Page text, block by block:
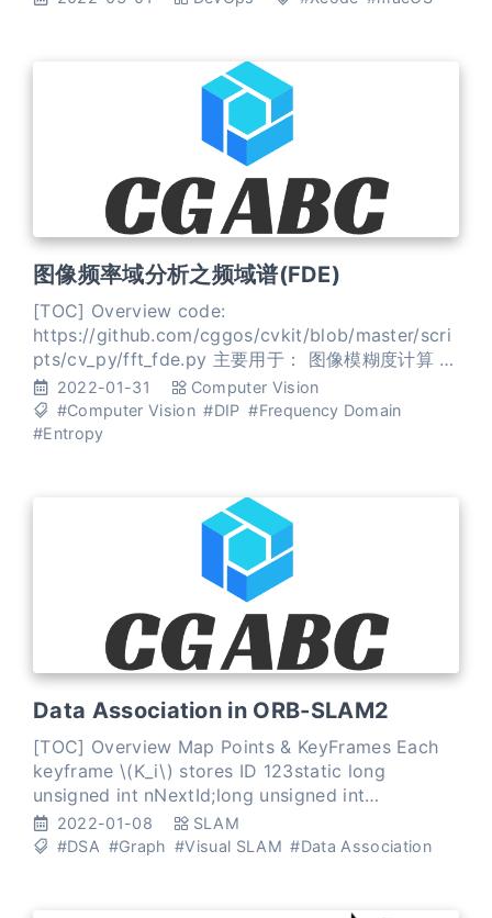
图像频率域分析之频域谱(FDE)
[TOC] Overview code:
https://github.com/cggos/cvkit/blob/master/scri
pts/cv_py/fft_fde.py 主要用于： 图像模糊度计算 镜
头对焦 频域熵(FDE) 计算图像的 频域谱，表示如下 \
[ f(i, j) \] 将其 幅度谱 归一化 \[ f_{\text {norm }}(i,
j)=\frac{1}{\sum_
2022-01-31
Computer Vision
#Computer Vision #DIP #Frequency Domain
#Entropy
Data Association in ORB-SLAM2
[TOC] Overview Map Points & KeyFrames Each
keyframe \(K_i\) stores ID 123static long
unsigned int nNextId;long unsigned int
mnId;const long unsigned int mnFrameId; camera
pose camera intri
2022-01-08
SLAM
#DSA #Graph #Visual SLAM #Data Association